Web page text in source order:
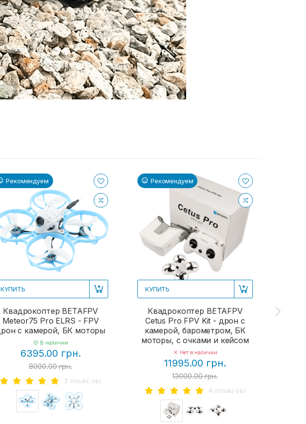
Рекомендуем
КУПИТЬ
Квадрокоптер BETAFPV
Meteor75 Pro ELRS - FPV
с камерой, БК моторы
В наличии
6395.00 грн.
8000.00 грн.
3 отзыв(-ов)
Рекомендуем
КУПИТЬ
Квадрокоптер BETAFPV
Cetus Pro FPV Kit - дрон с
камерой, барометром, БК
моторы, с очками и кейсом
Нет в наличии
11995.00 грн.
13000.00 грн.
4 отзыв(-ов)